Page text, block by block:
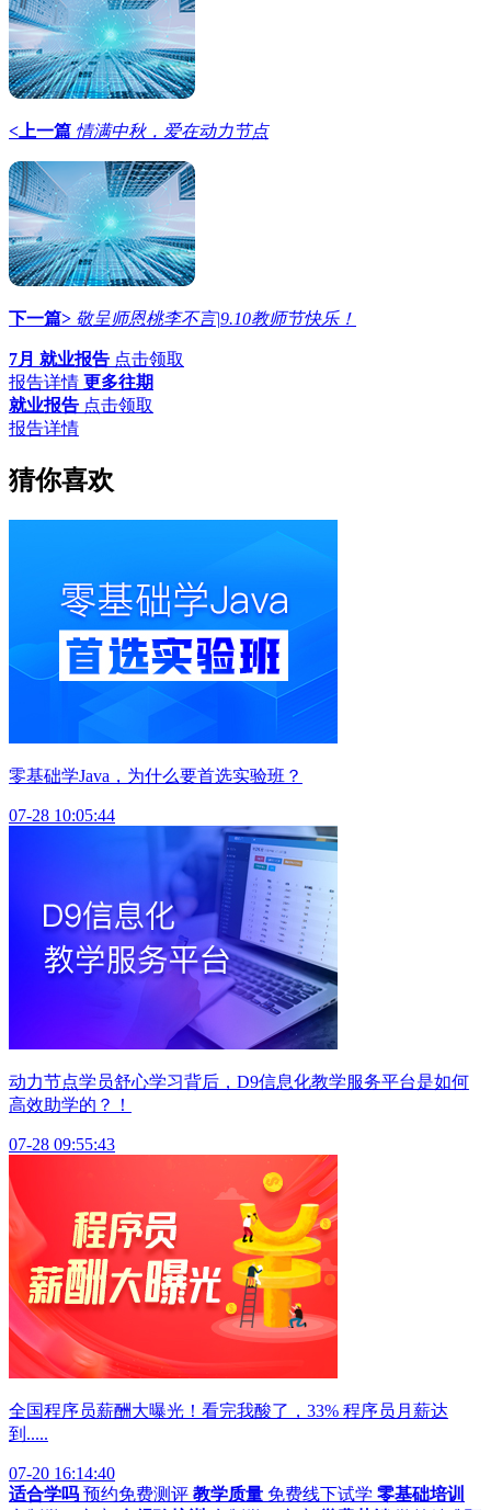
<上一篇 情满中秋，爱在动力节点
下一篇> 敬呈师恩桃李不言|9.10教师节快乐！
7月 就业报告 点击领取
报告详情 更多往期
就业报告 点击领取
报告详情
猜你喜欢
零基础学Java，为什么要首选实验班？
07-28 10:05:44
动力节点学员舒心学习背后，D9信息化教学服务平台是如何
高效助学的？！
07-28 09:55:43
全国程序员薪酬大曝光！看完我酸了，33% 程序员月薪达
到.....
07-20 16:14:40
适合学吗 预约免费测评 教学质量 免费线下试学 零基础培训